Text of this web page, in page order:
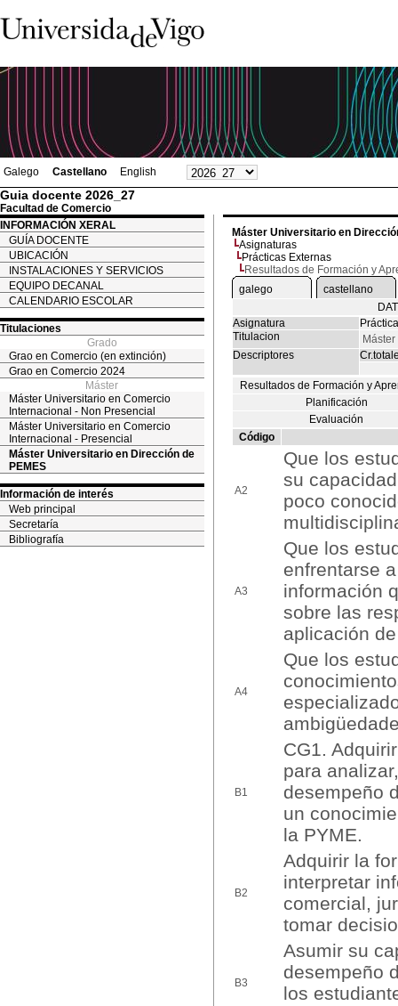
Galego Castellano English
Guia docente 2026_27
Facultad de Comercio
INFORMACIÓN XERAL
GUÍA DOCENTE
UBICACIÓN
INSTALACIONES Y SERVICIOS
EQUIPO DECANAL
CALENDARIO ESCOLAR
Titulaciones
Grado
Grao en Comercio (en extinción)
Grao en Comercio 2024
Máster
Máster Universitario en Comercio
Internacional - Non Presencial
Máster Universitario en Comercio
Internacional - Presencial
Máster Universitario en Dirección de
PEMES
Información de interés
Web principal
Secretaría
Bibliografía
Máster Universitario en
Asignaturas
Prácticas Externas
Resultados de Formación y
galego
castellano
Asignatura
Titulacion
Descriptores
Resultados de Formación y
Planificación
Evaluación
Código
A2
Que los
su
poco
A3
Que los
enfrentarse
información
sobre las
aplicación
A4
Que los
B1
CG1.
para
desempeño
un
la PYME.
B2
Adquirir la
interpretar
comercial,
tomar
B3
Asumir su
desempeño
los